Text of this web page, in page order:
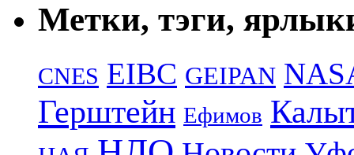
Метки, тэги,
CNES EIBC GEIPAN
Герштейн Ефимов